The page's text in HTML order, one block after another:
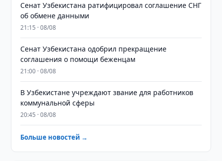
Сенат Узбекистана ратифицировал соглашение СНГ
об обмене данными
21:15 · 08/08
Сенат Узбекистана одобрил прекращение
соглашения о помощи беженцам
21:00 · 08/08
В Узбекистане учреждают звание для работников
коммунальной сферы
20:45 · 08/08
Больше новостей →